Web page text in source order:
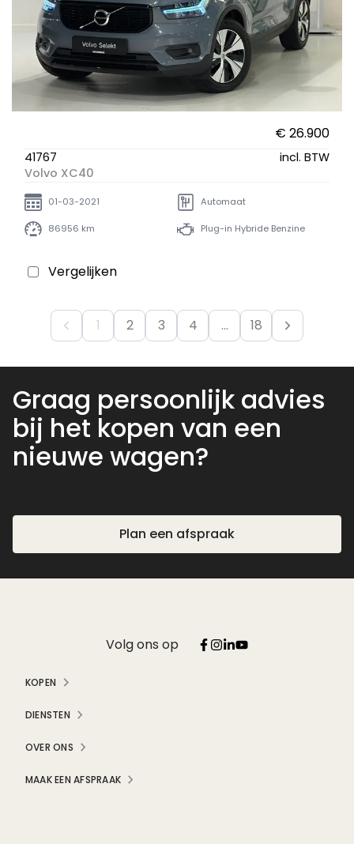
€ 26.900
41767
incl. BTW
Volvo XC40
01-03-2021 Automaat
86956 km Plug-in Hybride Benzine
Vergelijken
1 2 3 4 ... 18
Graag persoonlijk advies
bij het kopen van een
nieuwe wagen?
Plan een afspraak
Volg ons op
KOPEN
DIENSTEN
OVER ONS
MAAK EEN AFSPRAAK